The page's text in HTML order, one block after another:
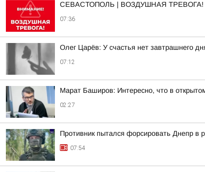
СЕВАСТОПОЛЬ | ВОЗДУШНАЯ ТРЕВОГА!
07:36
Олег Царёв: У счастья нет завтрашнего
07:12
Марат Баширов: Интересно, что в
02:27
Противник пытался форсировать Днепр в
07:54